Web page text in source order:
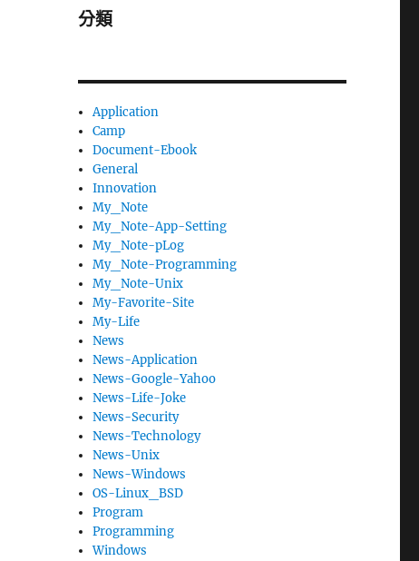
分類
Application
Camp
Document-Ebook
General
Innovation
My_Note
My_Note-App-Setting
My_Note-pLog
My_Note-Programming
My_Note-Unix
My-Favorite-Site
My-Life
News
News-Application
News-Google-Yahoo
News-Life-Joke
News-Security
News-Technology
News-Unix
News-Windows
OS-Linux_BSD
Program
Programming
Windows